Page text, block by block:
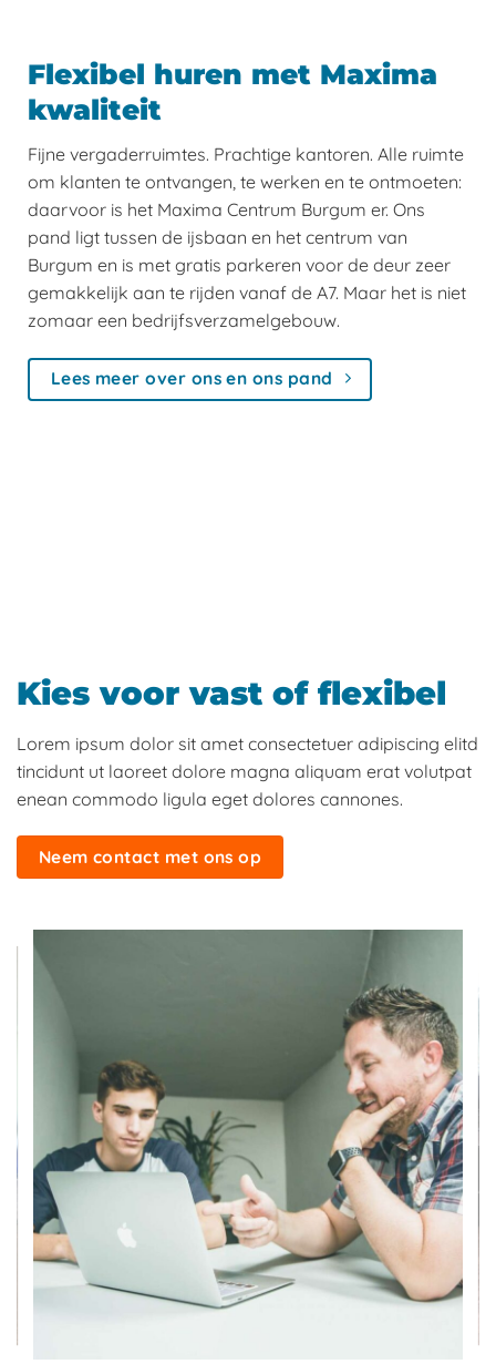
Flexibel huren met Maxima
kwaliteit
Fijne vergaderruimtes. Prachtige kantoren. Alle ruimte
om klanten te ontvangen, te werken en te ontmoeten:
daarvoor is het Maxima Centrum Burgum er. Ons
pand ligt tussen de ijsbaan en het centrum van
Burgum en is met gratis parkeren voor de deur zeer
gemakkelijk aan te rijden vanaf de A7. Maar het is niet
zomaar een bedrijfsverzamelgebouw.
Lees meer over ons en ons pand
Kies voor vast of flexibel
Lorem ipsum dolor sit amet consectetuer adipiscing elitd
tincidunt ut laoreet dolore magna aliquam erat volutpat
enean commodo ligula eget dolores cannones.
Neem contact met ons op